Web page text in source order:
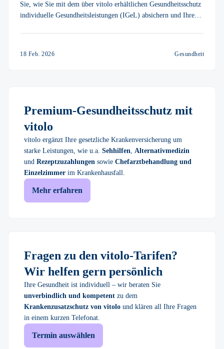
Sie, wie Sie mit dem über vitolo erhältlichen Gesundheitsschutz
individuelle Gesundheitsleistungen (IGeL) absichern und Ihre
18 Feb. 2026 Gesundheit
Premium-Gesundheitsschutz mit
vitolo
vitolo ergänzt Ihre gesetzliche Krankenversicherung um
starke Leistungen, wie u.a. Sehhilfen, Alternativmedizin
und Rezeptzuzahlungen sowie Chefarztbehandlung und
Einzelzimmer im Krankenhausfall.
Mehr erfahren
Fragen zu den vitolo-Tarifen?
Wir helfen gern persönlich
Ihre Gesundheit ist individuell – wir beraten Sie
unverbindlich und kompetent zu dem
Krankenzusatzschutz von vitolo und klären all Ihre Fragen
in einem kurzen Telefonat.
Termin auswählen